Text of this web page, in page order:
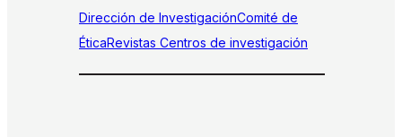
Dirección de InvestigaciónComité de
ÉticaRevistas Centros de investigación